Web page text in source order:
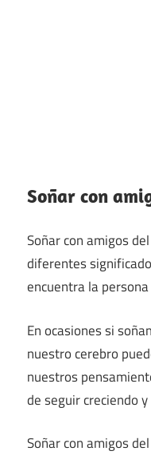
Soñar con
Soñar con amigos
diferentes
encuentra la
En ocasiones si
nuestro cerebro
nuestros
de seguir creciendo
Soñar con amigos